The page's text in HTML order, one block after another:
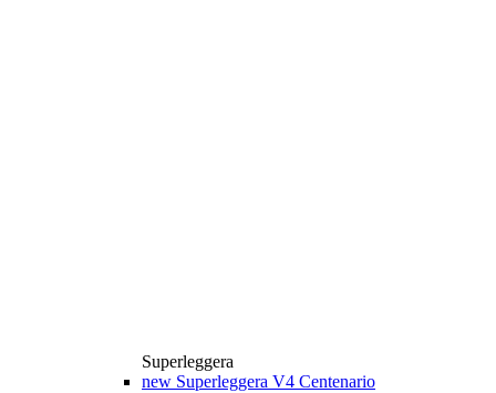
Superleggera
new Superleggera V4 Centenario